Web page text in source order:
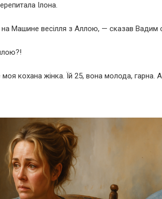
Ілона.
Машине весілля з Аллою, — сказав Вадим
кохана жінка. Їй 25, вона молода, гарна.